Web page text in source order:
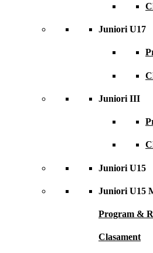
Juniori U17
Juniori III
Juniori U15
Juniori U15
Program &
Clasament